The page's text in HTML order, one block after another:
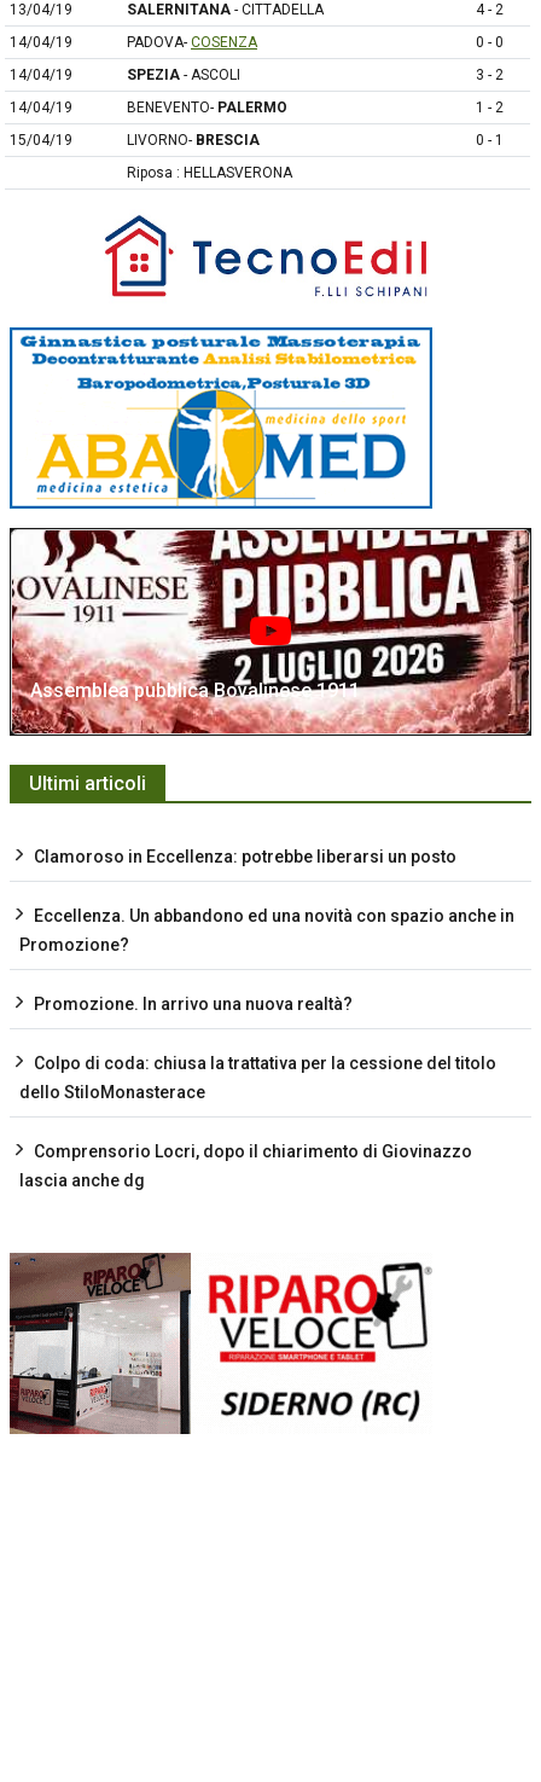
13/04/19
SALERNITANA - CITTADELLA
4 - 2
14/04/19
PADOVA- COSENZA
0 - 0
14/04/19
SPEZIA - ASCOLI
3 - 2
14/04/19
BENEVENTO- PALERMO
1 - 2
15/04/19
LIVORNO- BRESCIA
0 - 1
Riposa : HELLASVERONA
Assemblea pubblica Bovalinese 1911
Ultimi articoli
Clamoroso in Eccellenza: potrebbe liberarsi un posto
Eccellenza. Un abbandono ed una novità con spazio anche in
Promozione?
Promozione. In arrivo una nuova realtà?
Colpo di coda: chiusa la trattativa per la cessione del titolo
dello StiloMonasterace
Comprensorio Locri, dopo il chiarimento di Giovinazzo
lascia anche dg